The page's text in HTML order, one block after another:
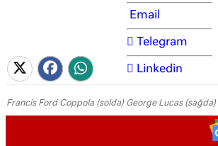
Email
Telegram
Linkedin
Francis Ford Coppola (solda) George Lucas (sağda)